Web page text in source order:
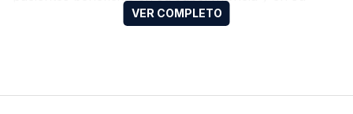
calidad de vida. El Dr. Edgar Iván Bravo, Urólogo